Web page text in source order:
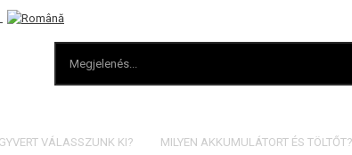
VÁLASSZUNK KI? MILYEN AKKUMULÁTORT ÉS TÖLTŐT?